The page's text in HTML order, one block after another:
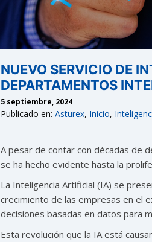
NUEVO SERVICIO DE
DEPARTAMENTOS
5 septiembre, 2024
Publicado en: Asturex, Inicio,
A pesar de contar con décadas de
se ha hecho evidente hasta la
La Inteligencia Artificial (IA) se
crecimiento de las empresas en el
decisiones basadas en datos para
Esta revolución que la IA está
astu
exportar importa